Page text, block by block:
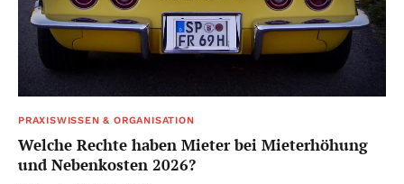
PRAXISWISSEN & ORGANISATION
Welche Rechte haben Mieter bei Mieterhöhung
und Nebenkosten 2026?